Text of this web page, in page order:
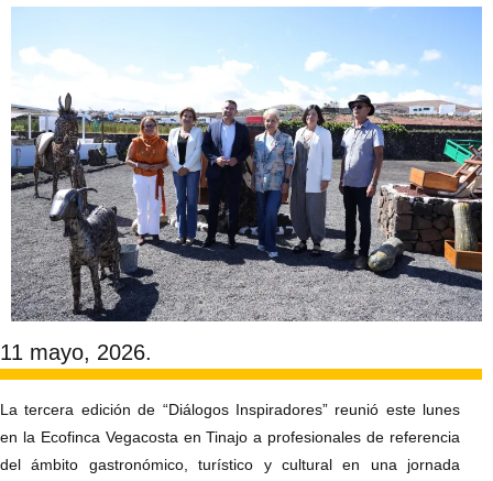
11 mayo, 2026.
La tercera edición de “Diálogos Inspiradores” reunió este lunes
en la Ecofinca Vegacosta en Tinajo a profesionales de referencia
del ámbito gastronómico, turístico y cultural en una jornada